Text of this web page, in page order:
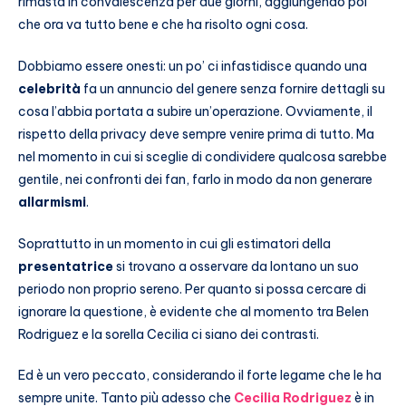
che ora va tutto bene e che ha risolto ogni cosa.
Dobbiamo essere onesti: un po’ ci infastidisce quando una
celebrità fa un annuncio del genere senza fornire dettagli su
cosa l’abbia portata a subire un’operazione. Ovviamente, il
rispetto della privacy deve sempre venire prima di tutto. Ma
nel momento in cui si sceglie di condividere qualcosa sarebbe
gentile, nei confronti dei fan, farlo in modo da non generare
allarmismi.
Soprattutto in un momento in cui gli estimatori della
presentatricesi trovano a osservare da lontano un suo
periodo non proprio sereno. Per quanto si possa cercare di
ignorare la questione, è evidente che al momento tra Belen
Rodriguez e la sorella Cecilia ci siano dei contrasti.
Ed è un vero peccato, considerando il forte legame che le ha
sempre unite. Tanto più adesso che Cecilia Rodriguez è in